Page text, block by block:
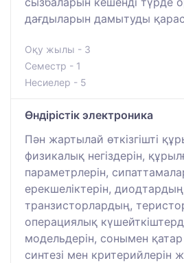
дағдыларын дамытуды
Оқу жылы - 3
Семестр - 1
Несиелер - 5
Өндірістік электроника
Пән жартылай өткізгішті
физикалық негіздерін,
параметрлерін,
ерекшеліктерін,
транзисторлардың,
операциялық
модельдерін, сонымен
синтезі мен критерийлерін